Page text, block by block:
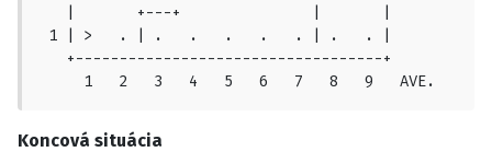
1 | >   . | .   .   .   .   . | .   . |
   +-----------------------------------+
     1   2   3   4   5   6   7   8   9   AVE.
Koncová situácia